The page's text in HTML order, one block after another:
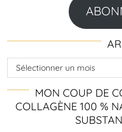
Archives
MON COUP DE
COLLAGÈNE 100 %